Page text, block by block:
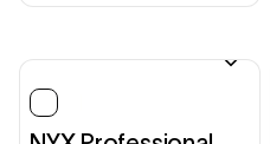
selected